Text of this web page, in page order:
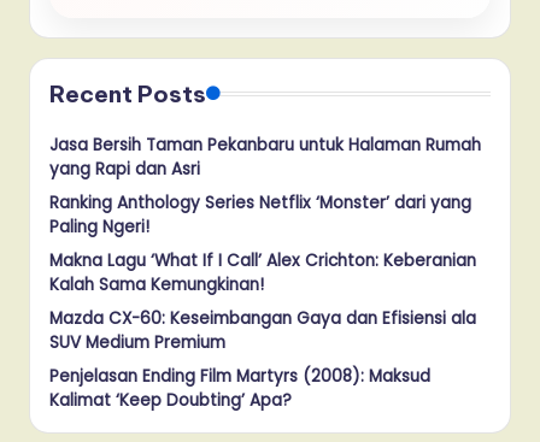
Recent Posts
Jasa Bersih Taman Pekanbaru untuk Halaman Rumah
yang Rapi dan Asri
Ranking Anthology Series Netflix ‘Monster’ dari yang
Paling Ngeri!
Makna Lagu ‘What If I Call’ Alex Crichton: Keberanian
Kalah Sama Kemungkinan!
Mazda CX-60: Keseimbangan Gaya dan Efisiensi ala
SUV Medium Premium
Penjelasan Ending Film Martyrs (2008): Maksud
Kalimat ‘Keep Doubting’ Apa?